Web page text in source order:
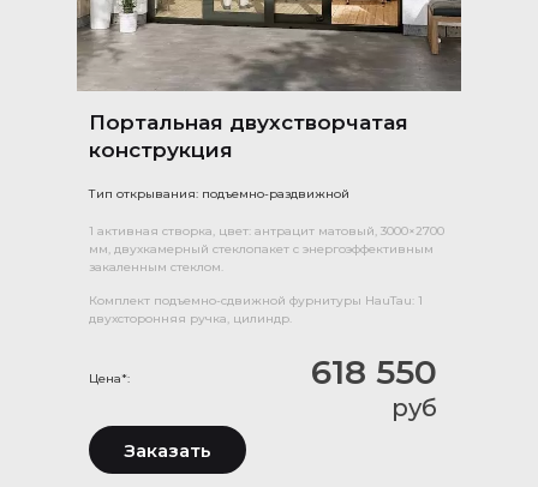
Портальная двухстворчатая
конструкция
Тип открывания: подъемно-раздвижной
618 550
руб
Цена*:
1 активная створка, цвет: антрацит матовый, 3000×2700
мм, двухкамерный стеклопакет с энергоэффективным
закаленным стеклом.
Комплект подъемно-сдвижной фурнитуры HauTau: 1
двухсторонняя ручка, цилиндр.
Заказать